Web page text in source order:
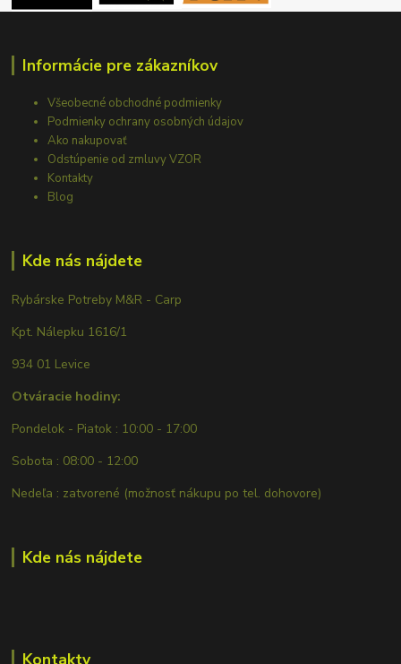
Informácie pre zákazníkov
Všeobecné obchodné podmienky
Podmienky ochrany osobných údajov
Ako nakupovať
Odstúpenie od zmluvy VZOR
Kontakty
Blog
Kde nás nájdete
Rybárske Potreby M&R - Carp
Kpt. Nálepku 1616/1
934 01 Levice
Otváracie hodiny:
Pondelok - Piatok : 10:00 - 17:00
Sobota : 08:00 - 12:00
Nedeľa : zatvorené (možnosť nákupu po tel. dohovore)
Kde nás nájdete